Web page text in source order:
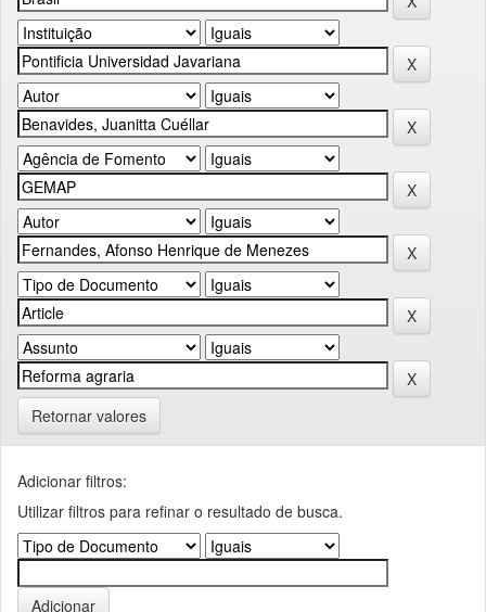
Retornar valores
Adicionar filtros:
Utilizar filtros para refinar o resultado de busca.